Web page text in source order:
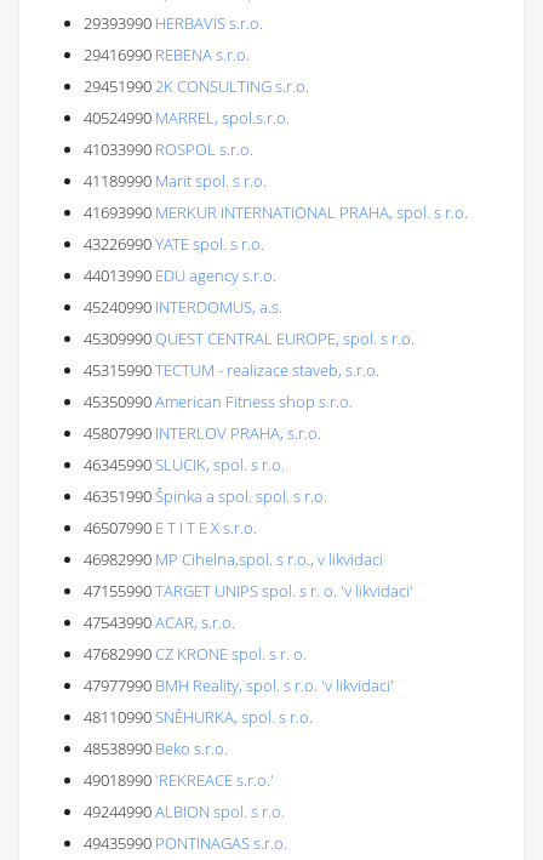
29393990 HERBAVIS s.r.o.
29416990 REBENA s.r.o.
294519902K CONSULTING s.r.o.
40524990 MARREL, spol.s.r.o.
41033990 ROSPOL s.r.o.
41189990 Marit spol. s r.o.
41693990 MERKUR INTERNATIONAL PRAHA, spol. s r.o.
43226990YATE spol. s r.o.
44013990 EDU agency s.r.o.
45240990 INTERDOMUS, a.s.
45309990QUEST CENTRAL EUROPE, spol. s r.o.
45315990TECTUM - realizace staveb, s.r.o.
45350990American Fitness shop s.r.o.
45807990 INTERLOV PRAHA, s.r.o.
46345990SLUCIK, spol. s r.o.
46351990Špinka a spol. spol. s r.o.
46507990 E T I T E X s.r.o.
46982990 MP Cihelna,spol. s r.o., v likvidaci
47155990TARGET UNIPS spol. s r. o. 'v likvidaci'
47543990ACAR, s.r.o.
47682990CZ KRONE spol. s r. o.
47977990 BMH Reality, spol. s r.o. 'v likvidaci'
48110990SNĚHURKA, spol. s r.o.
48538990 Beko s.r.o.
49018990'REKREACE s.r.o.'
49244990ALBION spol. s r.o.
49435990 PONTINAGAS s.r.o.